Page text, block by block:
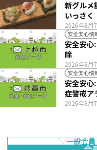
2026年8月
新グルメ
いっさく
安全安心情
2026年8月
安全安心
除
安全安心情
2026年8月
安全安心
症警戒ア